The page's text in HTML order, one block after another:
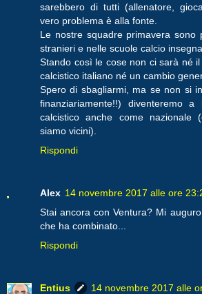
sarebbero di tutti (allenatore,
vero problema è alla fonte.
Le nostre squadre primavera sono
stranieri e nelle scuole calcio
Stando così le cose non ci sarà né
calcistico italiano né un cambio
Spero di sbagliarmi, ma se non si
finanziariamente!!) diventeremo
calcistico anche come nazionale
siamo vicini).
Rispondi
Alex 14 novembre 2017 alle ore
Stai ancora con Ventura? Mi
che ha combinato...
Rispondi
Entius
14 novembre 2017 alle